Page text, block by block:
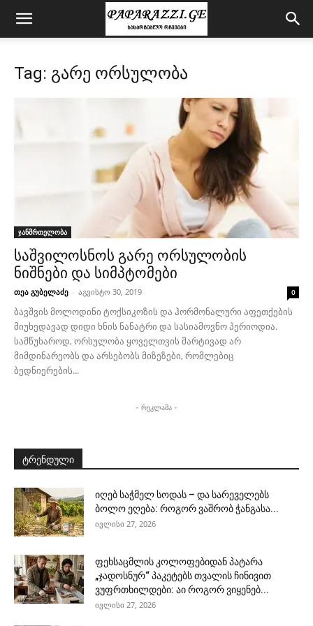
Tag: გარე ორსულობა
ჯანმრთელობა
საშვილოსნოს გარე ორსულობის
ნიშნები და სიმპტომები
თეა გუბელაძე - აგვისტო 30, 2019 0
ბავშვის მოლოდინი ტოქსიკოზის და ჰორმონალური აფეთქების
მიუხედავად დიდი ხნის ნანატრი და სასიამოვნო პერიოდია.
სამწუხაროდ, ორსულობა ყოველთვის მარტივად არ
მიმდინარეობს და არსებობს მიზეზები, რომლებიც
ბედნიერების...
- რეკლამა -
ტრენდული
იღებ საჭმელ სოდას – და სარეველებს
ბოლო ეღება: როგორ ვაშრობ ჭანგასა...
ივლისი 27, 2026
ფეხსაცმლის კოლოფებიდან პატარა
„ჯადოსნურ“ პაკეტებს თვალის ჩინივით
ვუფრთხილდები: აი როგორ ვიყენებ...
ივლისი 27, 2026